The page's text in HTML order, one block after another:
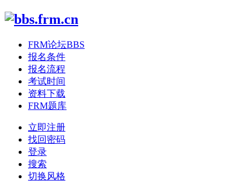
FRM论坛BBS
报名条件
报名流程
考试时间
资料下载
FRM题库
立即注册
找回密码
登录
搜索
切换风格